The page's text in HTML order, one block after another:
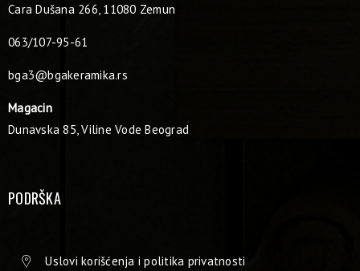
Cara Dušana 266, 11080 Zemun
063/107-95-61
bga3@bgakeramika.rs
Magacin
Dunavska 85, Viline Vode Beograd
PODRŠKA
Uslovi korišćenja i politika privatnosti